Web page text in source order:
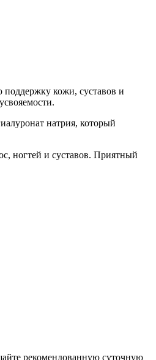
кожи, суставов и
натрия, который
ногтей и суставов. Приятный
рекомендованную суточную